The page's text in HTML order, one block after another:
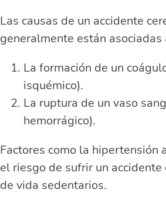
Las causas de un accidente
generalmente están
La formación de un
isquémico).
La ruptura de un vaso
hemorrágico).
Factores como la
el riesgo de sufrir un
de vida sedentarios.